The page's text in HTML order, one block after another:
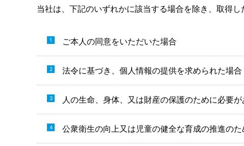
当社は、下記のいずれかに該当する場合を除き、取得
ご本人の同意をいただいた場合
法令に基づき、個人情報の提供を求められた場合
人の生命、身体、又は財産の保護のために必要
公衆衛生の向上又は児童の健全な育成の推進の